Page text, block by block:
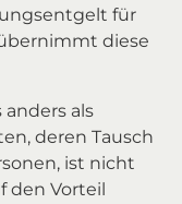
für
diese
anders als
deren Tausch
ist nicht
den Vorteil